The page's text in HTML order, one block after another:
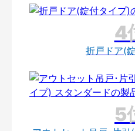
折戸ドア(